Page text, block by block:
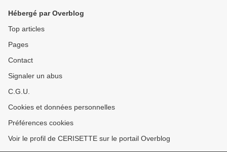
Hébergé par Overblog
Top articles
Pages
Contact
Signaler un abus
C.G.U.
Cookies et données personnelles
Préférences cookies
Voir le profil de CERISETTE sur le portail Overblog